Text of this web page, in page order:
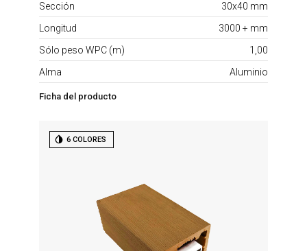
Sección
30x40 mm
Longitud
3000 + mm
Sólo peso WPC (m)
1,00
Alma
Aluminio
Ficha del producto
6 COLORES